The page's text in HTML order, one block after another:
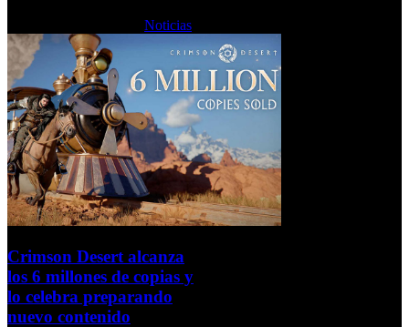
Noticias
Crimson Desert alcanza
los 6 millones de copias y
lo celebra preparando
nuevo contenido